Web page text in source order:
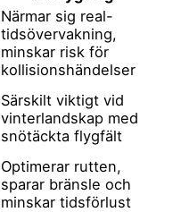
Närmar sig real-
tidsövervakning,
minskar risk för
kollisionshändelser
Särskilt viktigt vid
vinterlandskap med
snötäckta flygfält
Optimerar rutten,
sparar bränsle och
minskar tidsförlust